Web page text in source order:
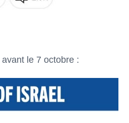
le 7 octobre :